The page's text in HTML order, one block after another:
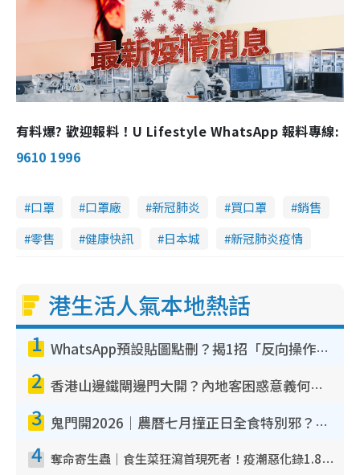
有料爆? 歡迎報料！U Lifestyle WhatsApp 報料專線:
9610 1996
口罩 口罩廠 新冠肺炎 買口罩
銷售
零售
健康快訊 日本城 新冠肺炎疫情
港生活人氣本地熱話
1 WhatsApp預設貼圖點刪？揭1招「反向操作」還原簡潔介面 附3步實測教學
2 香港山邊鐵閘邊門大開？內地客困惑意義何在！網民神回覆：呢種叫法理性防禦
3 鬼門開2026｜農曆七月撞正日全食特別邪？專家警告切忌做一事！揭4大禁忌+2招保平安
4 奪命寄生蟲｜食生菜狂瀉首現死者！疫潮惡化錄1.8萬宗病例 揭洗菜3大謬誤